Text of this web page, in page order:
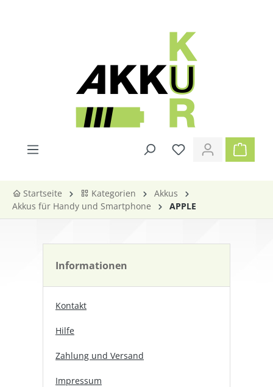
Startseite Kategorien
Akkus
Akkus für Handy und Smartphone
APPLE
Informationen
Kontakt
Hilfe
Zahlung und Versand
Impressum